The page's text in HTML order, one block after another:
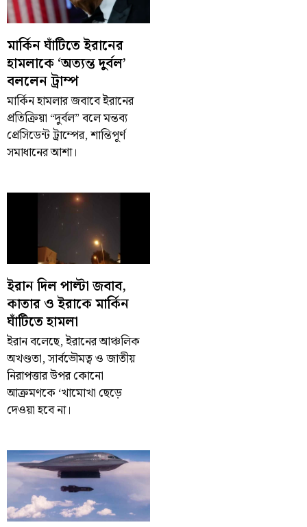
মার্কিন ঘাঁটিতে ইরানের
হামলাকে ‘অত্যন্ত দুর্বল’
বললেন ট্রাম্প
মার্কিন হামলার জবাবে ইরানের
প্রতিক্রিয়া “দুর্বল” বলে মন্তব্য
প্রেসিডেন্ট ট্রাম্পের, শান্তিপূর্ণ
সমাধানের আশা।
ইরান দিল পাল্টা জবাব,
কাতার ও ইরাকে মার্কিন
ঘাঁটিতে হামলা
ইরান বলেছে, ইরানের আঞ্চলিক
অখণ্ডতা, সার্বভৌমত্ব ও জাতীয়
নিরাপত্তার উপর কোনো
আক্রমণকে ‘খামোখা ছেড়ে
দেওয়া হবে না।